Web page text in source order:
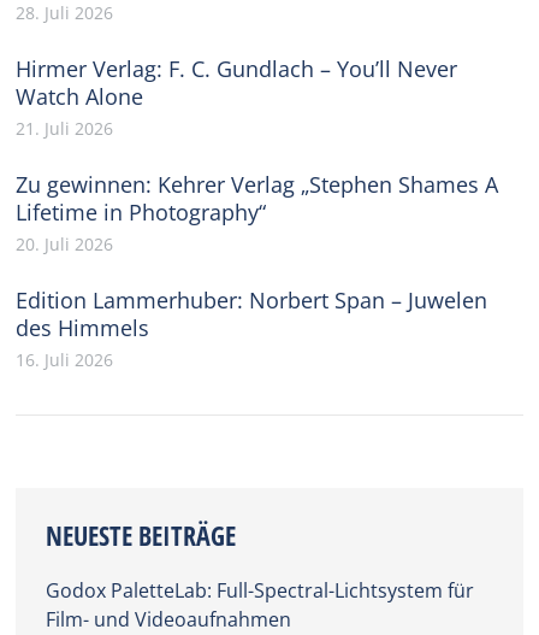
28. Juli 2026
Hirmer Verlag: F. C. Gundlach – You’ll Never
Watch Alone
21. Juli 2026
Zu gewinnen: Kehrer Verlag „Stephen Shames A
Lifetime in Photography“
20. Juli 2026
Edition Lammerhuber: Norbert Span – Juwelen
des Himmels
16. Juli 2026
NEUESTE BEITRÄGE
Godox PaletteLab: Full-Spectral-Lichtsystem für
Film- und Videoaufnahmen